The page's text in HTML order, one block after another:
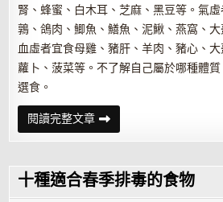
腎、蜂蜜、白木耳、芝麻、黑豆等。氣
鶉、鴿肉、鯽魚、鱔魚、泥鰍、燕窩、
血虛者宜食母雞、豬肝、羊肉、豬心、
蘿卜、菠菜等。不了解自己屬於哪種體
選食。
閱讀完整文章什
麼
時
需
要
食
補？
十種適合春季排毒的食物